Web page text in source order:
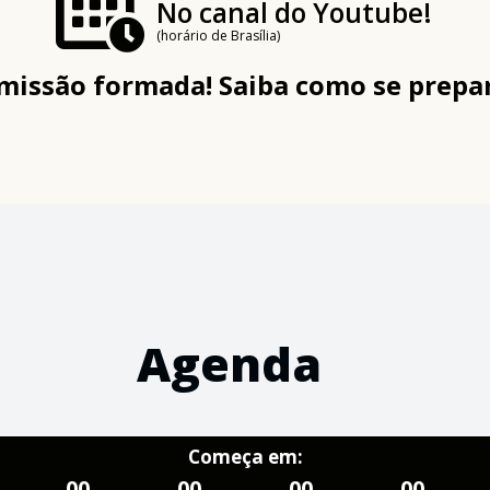
No canal do Youtube!
(horário de Brasília)
formada! Saiba como se
Agenda
Começa em: